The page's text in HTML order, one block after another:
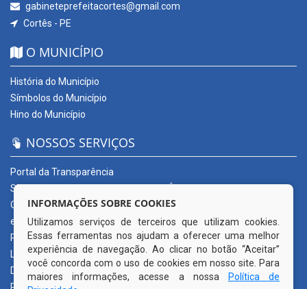
gabineteprefeitacortes@gmail.com
Cortês - PE
O MUNICÍPIO
História do Município
Símbolos do Município
Hino do Município
NOSSOS SERVIÇOS
Portal da Transparência
SERVIÇOS DIGITAIS: CONECTA CORTÊS
Ouvidoria Municipal
e-SIC
Processos de Licitação
Licitações em andamento
Diário Oficial
INFORMAÇÕES SOBRE COOKIES
Utilizamos serviços de terceiros que utilizam cookies.
Essas ferramentas nos ajudam a oferecer uma melhor
experiência de navegação. Ao clicar no botão “Aceitar”
você concorda com o uso de cookies em nosso site. Para
maiores informações, acesse a nossa
Política de